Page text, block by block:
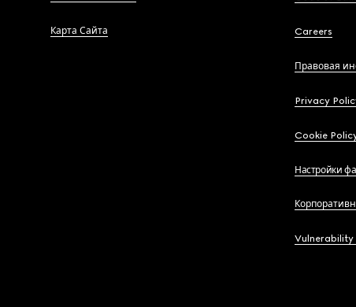
Карта Сайта Careers
Правовая
Privacy
Cookie
Настройки
Vulnerability